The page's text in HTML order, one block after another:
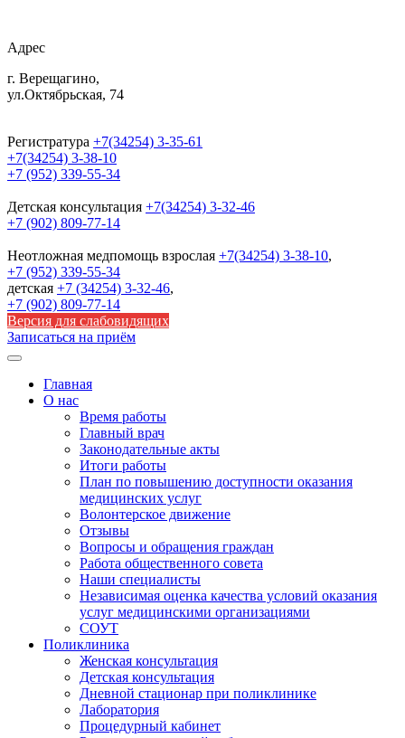
Адрес
г. Верещагино,
ул.Октябрьская, 74
Регистратура +7(34254) 3-35-61
+7(34254) 3-38-10
+7 (952) 339-55-34
Детская консультация +7(34254) 3-32-46
+7 (902) 809-77-14
Неотложная медпомощь взрослая +7(34254) 3-38-10,
+7 (952) 339-55-34
детская +7 (34254) 3-32-46,
+7 (902) 809-77-14
Версия для слабовидящих
Записаться на приём
Главная
О нас
Время работы
Главный врач
Законодательные акты
Итоги работы
План по повышению доступности оказания
медицинских услуг
Волонтерское движение
Отзывы
Вопросы и обращения граждан
Работа общественного совета
Наши специалисты
Независимая оценка качества условий оказания
услуг медицинскими организациями
СОУТ
Поликлиника
Женская консультация
Детская консультация
Дневной стационар при поликлинике
Лаборатория
Процедурный кабинет